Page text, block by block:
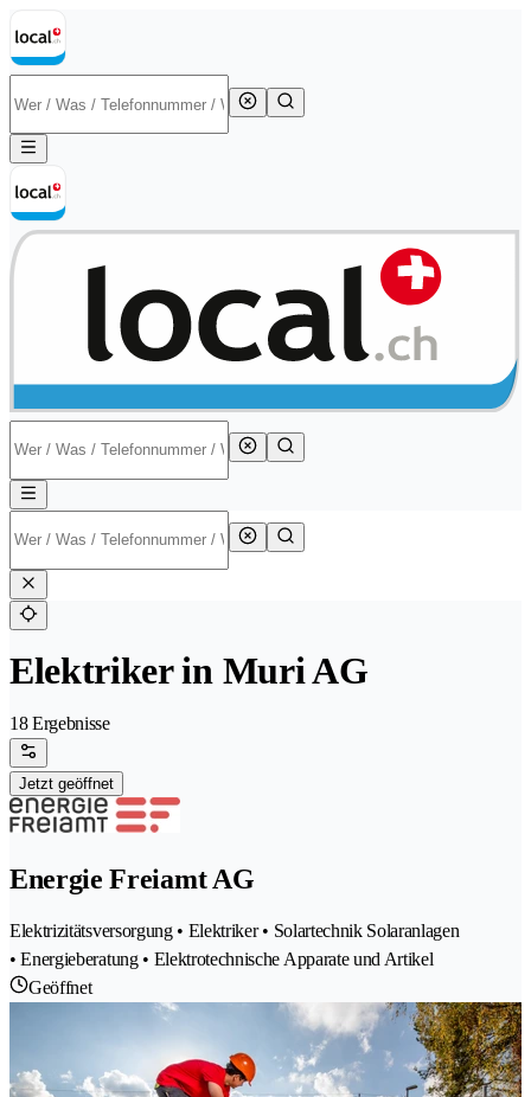
Elektriker in Muri AG
18 Ergebnisse
Jetzt geöffnet
Energie Freiamt AG
Elektrizitätsversorgung • Elektriker • Solartechnik Solaranlagen
• Energieberatung • Elektrotechnische Apparate und Artikel
Geöffnet